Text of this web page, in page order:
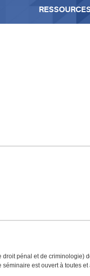
pénal et de criminologie)
est ouvert à toutes et